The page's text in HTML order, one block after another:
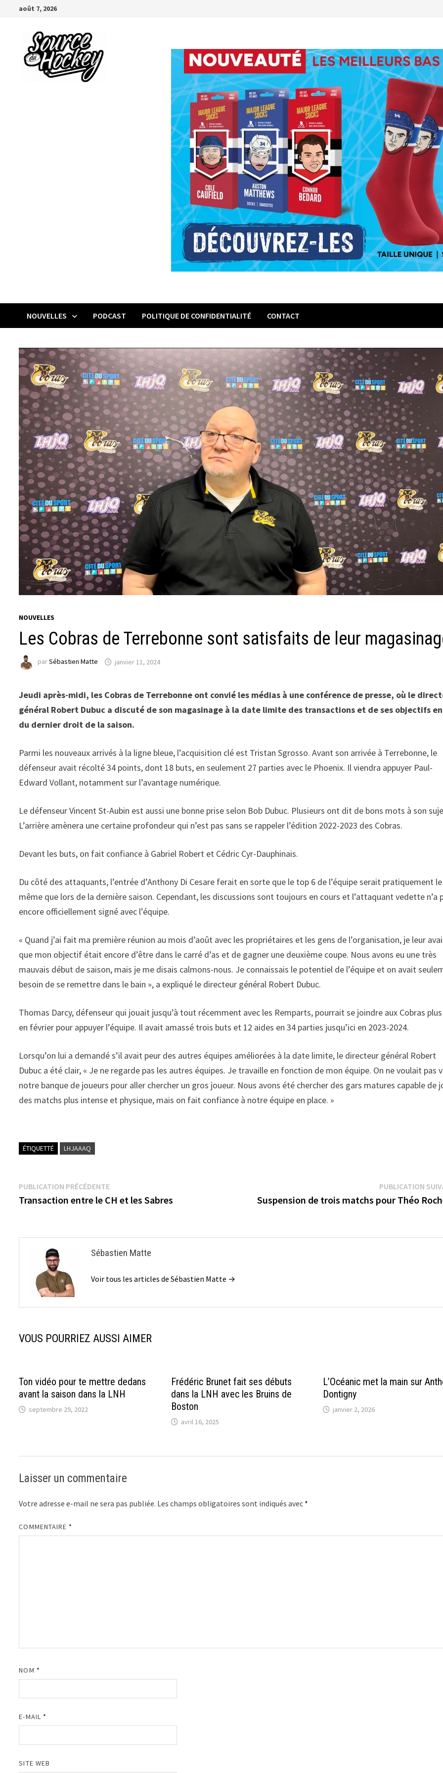
Passeraoût 7, 2026
NOUVELLES PODCAST POLITIQUE DE CONFIDENTIALITÉ CONTACT
NOUVELLES
Les Cobras de Terrebonne sont satisfaits de leur
parSébastien Matte janvier 11, 2024
Jeudi après-midi, les Cobras de Terrebonne ont convié les médias à une conférence de presse, où le
général Robert Dubuc a discuté de son magasinage à la date limite des transactions et de ses objectifs
du dernier droit de la saison.
Parmi les nouveaux arrivés à la ligne bleue, l’acquisition clé est Tristan Sgrosso. Avant son arrivée à Terrebonne, le
défenseur avait récolté 34 points, dont 18 buts, en seulement 27 parties avec le Phoenix. Il viendra appuyer Paul-
Edward Vollant, notamment sur l’avantage numérique.
Le défenseur Vincent St-Aubin est aussi une bonne prise selon Bob Dubuc. Plusieurs ont dit de bons mots à son
L’arrière amènera une certaine profondeur qui n’est pas sans se rappeler l’édition 2022-2023 des Cobras.
Devant les buts, on fait confiance à Gabriel Robert et Cédric Cyr-Dauphinais.
Du côté des attaquants, l’entrée d’Anthony Di Cesare ferait en sorte que le top 6 de l’équipe serait pratiquement le
même que lors de la dernière saison. Cependant, les discussions sont toujours en cours et l’attaquant vedette n’a
encore officiellement signé avec l’équipe.
« Quand j’ai fait ma première réunion au mois d’août avec les propriétaires et les gens de l’organisation, je leur
que mon objectif était encore d’être dans le carré d’as et de gagner une deuxième coupe. Nous avons eu une très
mauvais début de saison, mais je me disais calmons-nous. Je connaissais le potentiel de l’équipe et on avait
besoin de se remettre dans le bain », a expliqué le directeur général Robert Dubuc.
Thomas Darcy, défenseur qui jouait jusqu’à tout récemment avec les Remparts, pourrait se joindre aux Cobras
en février pour appuyer l’équipe. Il avait amassé trois buts et 12 aides en 34 parties jusqu’ici en 2023-2024.
Lorsqu’on lui a demandé s’il avait peur des autres équipes améliorées à la date limite, le directeur général Robert
Dubuc a été clair, « Je ne regarde pas les autres équipes. Je travaille en fonction de mon équipe. On ne voulait pas
notre banque de joueurs pour aller chercher un gros joueur. Nous avons été chercher des gars matures capable de
des matchs plus intense et physique, mais on fait confiance à notre équipe en place. »
ÉTIQUETTÉ LHJAAAQ
Navigation
de
PUBLICATION PRÉCÉDENTEPublication
précédente :
Transaction entre le CH et les Sabres
PUBLICATION
Suspension de trois matchs pour Théo
Sébastien Matte
Voir tous les articles de Sébastien Matte →
VOUS POURRIEZ AUSSI AIMER
Ton vidéo pour te mettre dedans
avant la saison dans la LNH
septembre 29, 2022
Frédéric Brunet fait ses débuts
dans la LNH avec les Bruins de
Boston
avril 16, 2025
L’Océanic met la main sur
Dontigny
janvier 2, 2026
Laisser un commentaire
Votre adresse e-mail ne sera pas publiée. Les champs obligatoires sont indiqués avec *
COMMENTAIRE *
NOM *
E-MAIL *
SITE WEB